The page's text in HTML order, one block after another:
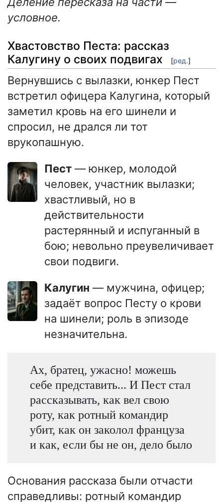
условное.
Хвастовство Песта: рассказ
Калугину о своих подвигах
[ред.]
Вернувшись с вылазки, юнкер Пест
встретил офицера Калугина, который
заметил кровь на его шинели и
спросил, не дрался ли тот
врукопашную.
Пест — юнкер, молодой
человек, участник вылазки;
хвастливый, но в
действительности
растерянный и испуганный в
бою; невольно преувеличивает
свои подвиги.
Калугин — мужчина, офицер;
задаёт вопрос Песту о крови
на шинели; роль в эпизоде
незначительна.
Ах, братец, ужасно! можешь
себе представить... И Пест стал
рассказывать, как вел свою
роту, как ротный командир
убит, как он заколол француза
и как, если бы не он, дело было
Основания рассказа были отчасти
справедливы: ротный командир